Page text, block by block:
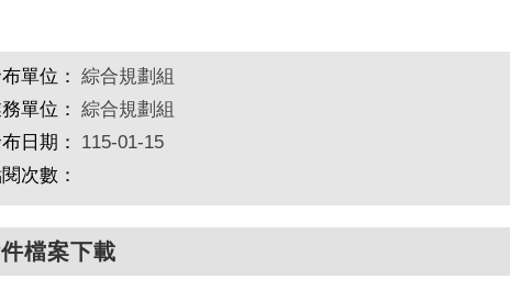
單位： 綜合規劃組
單位： 綜合規劃組
日期：
115-01-15
次數：
檔案下載